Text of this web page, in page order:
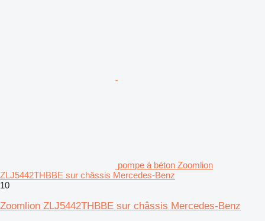
pompe à béton Zoomlion
ZLJ5442THBBE sur châssis Mercedes-Benz
10
Zoomlion ZLJ5442THBBE sur châssis Mercedes-Benz